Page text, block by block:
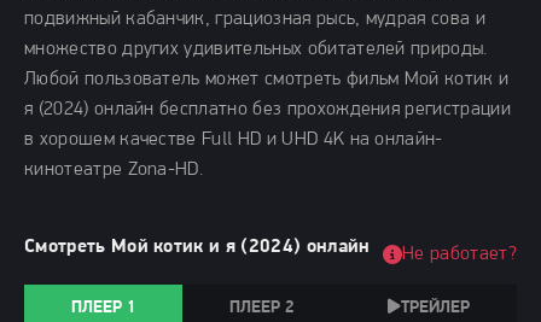
подвижный кабанчик, грациозная рысь, мудрая сова и
множество других удивительных обитателей природы.
Любой пользователь может смотреть фильм Мой котик и
я (2024) онлайн бесплатно без прохождения регистрации
в хорошем качестве Full HD и UHD 4K на онлайн-
кинотеатре Zona-HD.
Смотреть Мой котик и я (2024) онлайн
ПЛЕЕР 1 ПЛЕЕР 2 ТРЕЙЛЕР
Не работает?